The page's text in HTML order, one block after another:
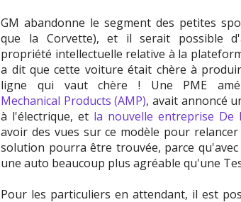
GM abandonne le segment des petites
que la Corvette), et il serait possible
propriété intellectuelle relative à la
a dit que cette voiture était chère à
ligne qui vaut chère ! Une PME
Mechanical Products (AMP), avait annoncé
à l'électrique, et la nouvelle entreprise De
avoir des vues sur ce modèle pour
solution pourra être trouvée, parce
une auto beaucoup plus agréable qu'une
Pour les particuliers en attendant, il est